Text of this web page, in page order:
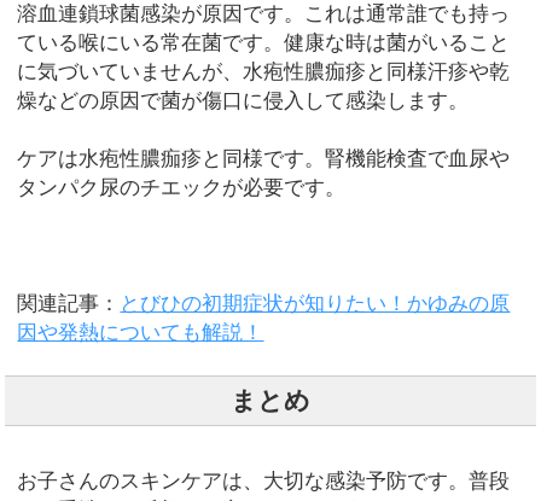
溶血連鎖球菌感染が原因です。これは通常誰でも持っ
ている喉にいる常在菌です。健康な時は菌がいること
に気づいていませんが、水疱性膿痂疹と同様汗疹や乾
燥などの原因で菌が傷口に侵入して感染します。
ケアは水疱性膿痂疹と同様です。腎機能検査で血尿や
タンパク尿のチエックが必要です。
関連記事： とびひの初期症状が知りたい！かゆみの原
因や発熱についても解説！
まとめ
お子さんのスキンケアは、大切な感染予防です。普段